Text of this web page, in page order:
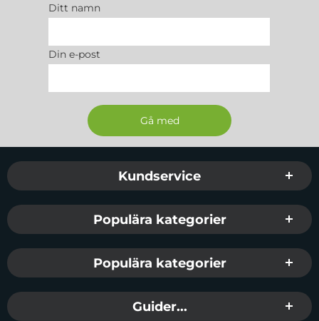
Ditt namn
Din e-post
Sidfot Blandad info och länkar
Kundservice
Populära kategorier
Populära kategorier
Guider...